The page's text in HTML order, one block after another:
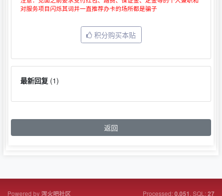
对服务项目闪烁其词并一直推荐办卡的场所都是骗子
积分购买本贴
最新回复(1)
返回
Powered by泻火吧社区 Processed:0.051, SQL:27